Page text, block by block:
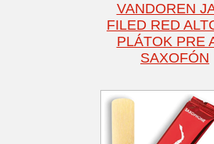
VANDOREN
FILED RED
PLÁTOK PRE
SAXOFÓN